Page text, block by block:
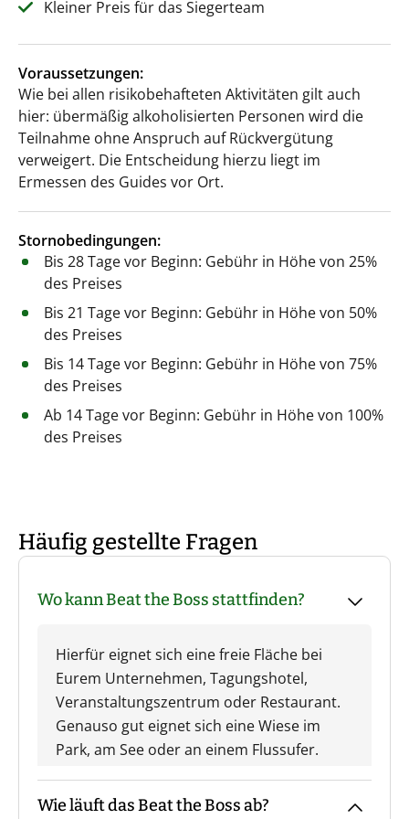
Kleiner Preis für das Siegerteam
Voraussetzungen:
Wie bei allen risikobehafteten Aktivitäten gilt auch
hier: übermäßig alkoholisierten Personen wird die
Teilnahme ohne Anspruch auf Rückvergütung
verweigert. Die Entscheidung hierzu liegt im
Ermessen des Guides vor Ort.
Stornobedingungen:
Bis 28 Tage vor Beginn: Gebühr in Höhe von 25%
des Preises
Bis 21 Tage vor Beginn: Gebühr in Höhe von 50%
des Preises
Bis 14 Tage vor Beginn: Gebühr in Höhe von 75%
des Preises
Ab 14 Tage vor Beginn: Gebühr in Höhe von 100%
des Preises
Häufig gestellte Fragen
Wo kann Beat the Boss stattfinden?
Hierfür eignet sich eine freie Fläche bei
Eurem Unternehmen, Tagungshotel,
Veranstaltungszentrum oder Restaurant.
Genauso gut eignet sich eine Wiese im
Park, am See oder an einem Flussufer.
Wie läuft das Beat the Boss ab?